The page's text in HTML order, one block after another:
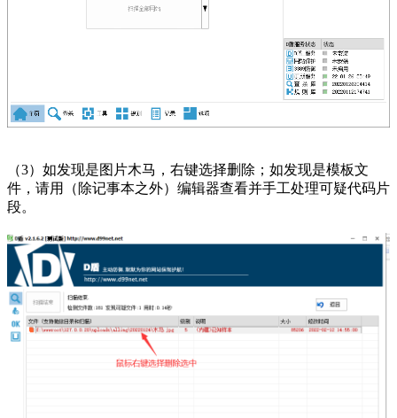
（3）如发现是图片木马，右键选择删除；如发现是模板文
件，请用（除记事本之外）编辑器查看并手工处理可疑代码片
段。